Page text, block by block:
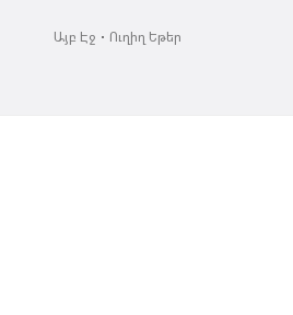
Այբ Էջ Ուղիղ Եթեր